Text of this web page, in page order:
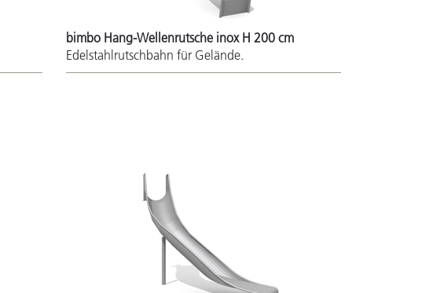
bimbo Hang-Wellenrutsche inox H 200 cm
Edelstahlrutschbahn für Gelände.